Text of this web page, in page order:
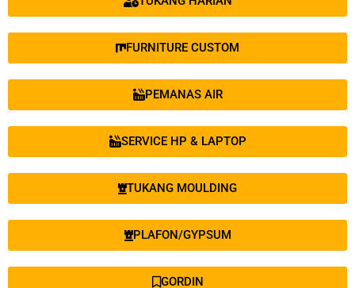
FURNITURE CUSTOM
PEMANAS AIR
SERVICE HP & LAPTOP
TUKANG MOULDING
PLAFON/GYPSUM
GORDIN